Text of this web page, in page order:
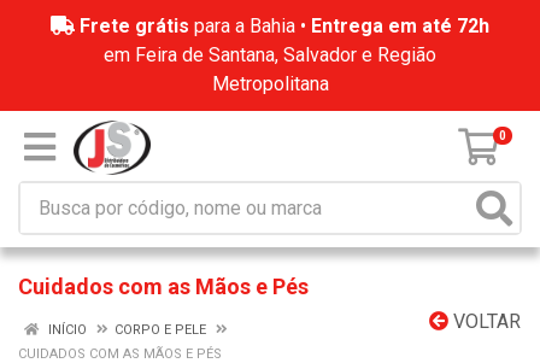
Frete grátis para a Bahia • Entrega em até 72h
em Feira de Santana, Salvador e Região
Metropolitana
0
Cuidados com as Mãos e Pés
VOLTAR
INÍCIO
CORPO E PELE
CUIDADOS COM AS MÃOS E PÉS